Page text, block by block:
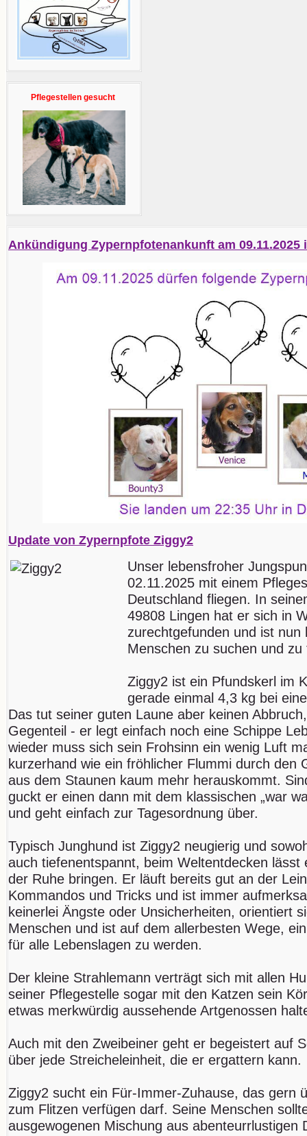
Pflegestellen gesucht
Ankündigung Zypernpfotenankunft am 09.11.2025
Update von Zypernpfote Ziggy2
Unser lebensfroher
02.11.2025 mit einem
Deutschland fliegen. In
49808 Lingen hat er sich in
zurechtgefunden und ist
Menschen zu suchen und zu
Ziggy2 ist ein Pfundskerl im
gerade einmal 4,3 kg bei
Das tut seiner guten Laune aber keinen
Gegenteil - er legt einfach noch eine Schippe
wieder muss sich sein Frohsinn ein wenig Luft
kurzerhand wie ein fröhlicher Flummi durch den
aus dem Staunen kaum mehr herauskommt.
guckt er einen dann mit dem klassischen „war
und geht einfach zur Tagesordnung über.
Typisch Junghund ist Ziggy2 neugierig und
auch tiefenentspannt, beim Weltentdecken lässt
der Ruhe bringen. Er läuft bereits gut an der
Kommandos und Tricks und ist immer
keinerlei Ängste oder Unsicherheiten, orientiert
Menschen und ist auf dem allerbesten Wege,
für alle Lebenslagen zu werden.
Der kleine Strahlemann verträgt sich mit allen
seiner Pflegestelle sogar mit den Katzen sein
etwas merkwürdig aussehende Artgenossen
Auch mit den Zweibeiner geht er begeistert auf
über jede Streicheleinheit, die er ergattern kann.
Ziggy2 sucht ein Für-Immer-Zuhause, das gern
zum Flitzen verfügen darf. Seine Menschen
ausgewogenen Mischung aus abenteurrlustigen